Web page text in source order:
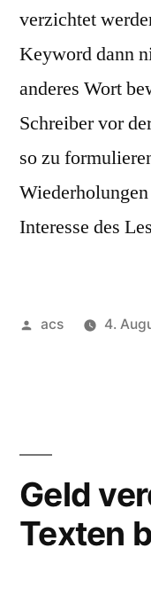
verzichtet
Keyword dann
anderes Wort
Schreiber vor
so zu
Interesse des
Veröffentlicht
acs 4.
Geld
Texten